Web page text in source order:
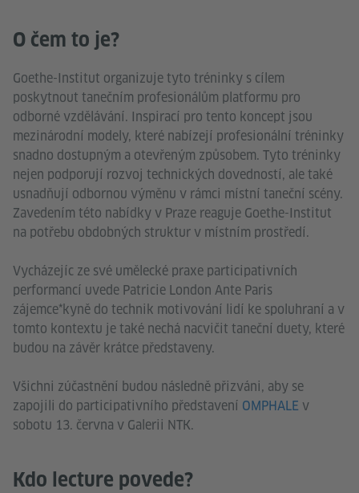
O čem to je?
Goethe-Institut organizuje tyto tréninky s cílem
poskytnout tanečním profesionálům platformu pro
odborné vzdělávání. Inspirací pro tento koncept jsou
mezinárodní modely, které nabízejí profesionální tréninky
snadno dostupným a otevřeným způsobem. Tyto tréninky
nejen podporují rozvoj technických dovedností, ale také
usnadňují odbornou výměnu v rámci místní taneční scény.
Zavedením této nabídky v Praze reaguje Goethe-Institut
na potřebu obdobných struktur v místním prostředí.
Vycházejíc ze své umělecké praxe participativních
performancí uvede Patricie London Ante Paris
zájemce*kyně do technik motivování lidí ke spoluhraní a v
tomto kontextu je také nechá nacvičit taneční duety, které
budou na závěr krátce představeny.
Všichni zúčastnění budou následně přizváni, aby se
zapojili do participativního představení OMPHALE v
sobotu 13. června v Galerii NTK.
Kdo lecture povede?